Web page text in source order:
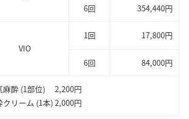
6回 354,440円
VIO
1回 17,800円
6回 84,000円
麻酔 (1部位) 2,200円
クリーム (1本) 2,000円